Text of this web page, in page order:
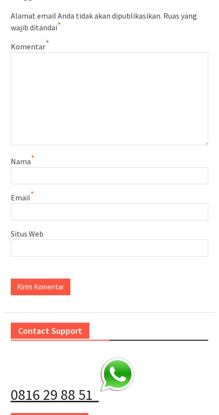
Alamat email Anda tidak akan dipublikasikan. Ruas yang
wajib ditandai*
Komentar*
Nama*
Email*
Situs Web
Contact Support
0816 29 88 51